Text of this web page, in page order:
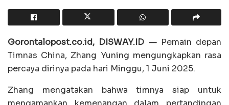
Gorontalopost.co.id, DISWAY.ID —Pemain depan
Timnas China, Zhang Yuning mengungkapkan rasa
percaya dirinya pada hari Minggu, 1 Juni 2025.
Zhang mengatakan bahwa timnya siap untuk